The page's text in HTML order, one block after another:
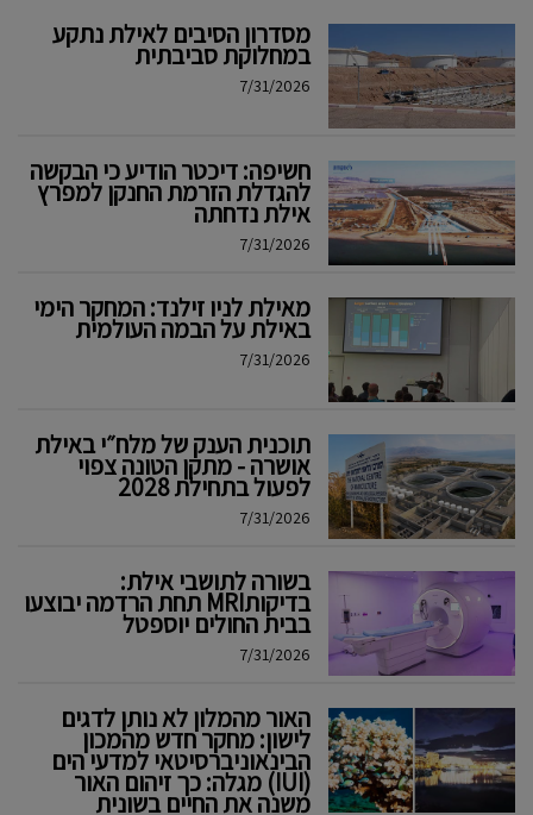
מסדרון הסיבים לאילת נתקע
במחלוקת סביבתית
7/31/2026
חשיפה: דיכטר הודיע כי הבקשה
להגדלת הזרמת החנקן למפרץ
אילת נדחתה
7/31/2026
מאילת לניו זילנד: המחקר הימי
באילת על הבמה העולמית
7/31/2026
תוכנית הענק של מלח״י באילת
אושרה - מתקן הטונה צפוי
לפעול בתחילת 2028
7/31/2026
בשורה לתושבי אילת:
בדיקותMRI תחת הרדמה יבוצעו
בבית החולים יוספטל
7/31/2026
האור מהמלון לא נותן לדגים
לישון: מחקר חדש מהמכון
הבינאוניברסיטאי למדעי הים
(IUI) מגלה: כך זיהום האור
משנה את החיים בשונית